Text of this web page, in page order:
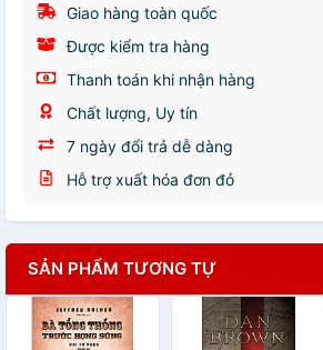
Giao hàng toàn quốc
Được kiểm tra hàng
Thanh toán khi nhận hàng
Chất lượng, Uy tín
7 ngày đổi trả dễ dàng
Hỗ trợ xuất hóa đơn đỏ
SẢN PHẨM TƯƠNG TỰ